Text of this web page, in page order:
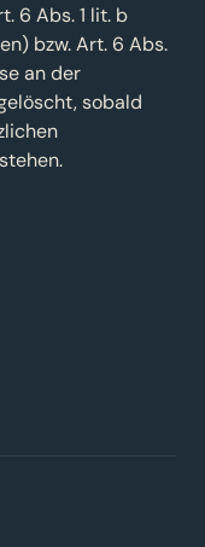
6 Abs. 1 lit. b
bzw. Art. 6 Abs.
an der
sobald